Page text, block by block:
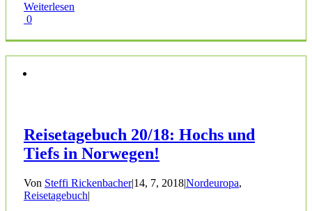
Weiterlesen
0
Reisetagebuch 20/18: Hochs und
Tiefs in Norwegen!
Von Steffi Rickenbacher|14, 7, 2018|Nordeuropa,
Reisetagebuch|